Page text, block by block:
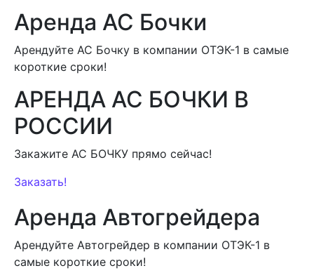
Аренда АС Бочки
Арендуйте АС Бочку в компании ОТЭК-1 в самые
короткие сроки!
АРЕНДА АС БОЧКИ В
РОССИИ
Закажите АС БОЧКУ прямо сейчас!
Заказать!
Аренда Автогрейдера
Арендуйте Автогрейдер в компании ОТЭК-1 в
самые короткие сроки!